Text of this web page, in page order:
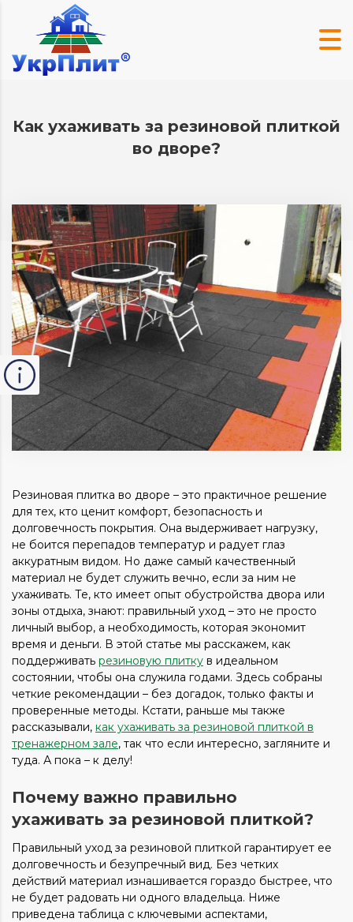
Как ухаживать за резиновой плиткой
во дворе?
Резиновая плитка во дворе – это практичное решение
для тех, кто ценит комфорт, безопасность и
долговечность покрытия. Она выдерживает нагрузку,
не боится перепадов температур и радует глаз
аккуратным видом. Но даже самый качественный
материал не будет служить вечно, если за ним не
ухаживать. Те, кто имеет опыт обустройства двора или
зоны отдыха, знают: правильный уход – это не просто
личный выбор, а необходимость, которая экономит
время и деньги. В этой статье мы расскажем, как
поддерживать резиновую плитку в идеальном
состоянии, чтобы она служила годами. Здесь собраны
четкие рекомендации – без догадок, только факты и
проверенные методы. Кстати, раньше мы также
рассказывали, как ухаживать за резиновой плиткой в
тренажерном зале, так что если интересно, загляните и
туда. А пока – к делу!
Почему важно правильно
ухаживать за резиновой плиткой?
Правильный уход за резиновой плиткой гарантирует ее
долговечность и безупречный вид. Без четких
действий материал изнашивается гораздо быстрее, что
не будет радовать ни одного владельца. Ниже
приведена таблица с ключевыми аспектами,